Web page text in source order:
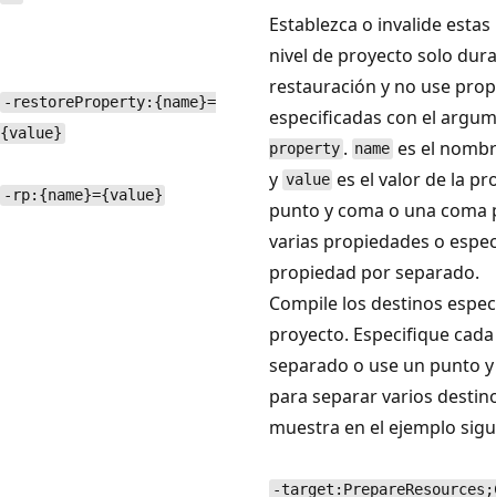
-restoreProperty:{name}=
{value}
-rp:{name}={value}
Establezca o invalide
nivel de proyecto solo
restauración y no use
especificadas con el
property . name es el
y value es el valor de la
punto y coma o una coma
varias propiedades o
propiedad por separado.
Compile los destinos
proyecto. Especifique
separado o use un punto
para separar varios
muestra en el ejemplo
-